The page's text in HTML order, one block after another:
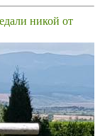
никой от